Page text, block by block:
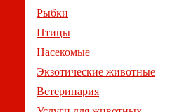
Рыбки
Птицы
Насекомые
Экзотические животные
Ветеринария